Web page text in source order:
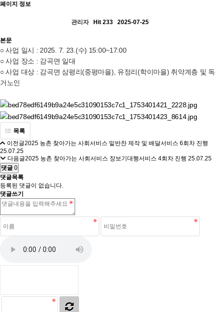
페이지 정보
관리자 Hit 233 2025-07-25
본문
○ 사업 일시 : 2025. 7. 23.(수) 15:00~17:00
○ 사업 장소 : 감곡면 일대
○ 사업 대상 : 감곡면 삼평리(중평마을), 유정리(학이마을) 취약계층 및 독
거노인
목록
이전글2025 농촌 찾아가는 사회서비스 밑반찬 제작 및 배달서비스 6회차 진행
25.07.25
다음글2025 농촌 찾아가는 사회서비스 장보기대행서비스 4회차 진행 25.07.25
댓글 0
댓글목록
등록된 댓글이 없습니다.
댓글쓰기